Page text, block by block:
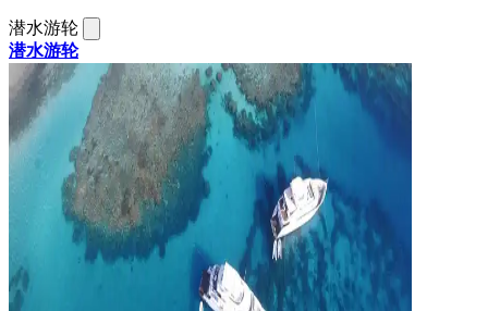
潜水游轮
潜水游轮